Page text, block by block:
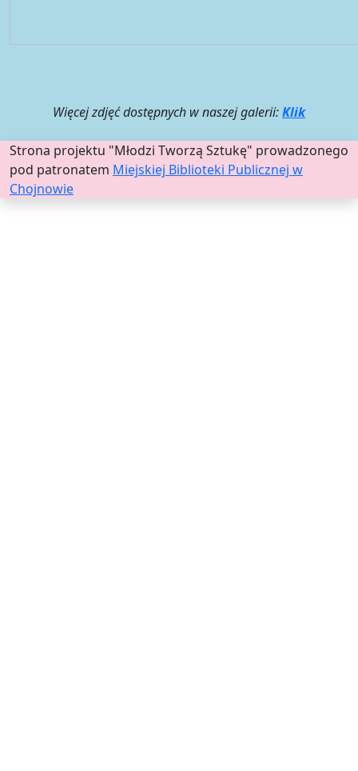
Więcej zdjęć dostępnych w naszej galerii:Klik
Strona projektu "Młodzi Tworzą Sztukę" prowadzonego
pod patronatem Miejskiej Biblioteki Publicznej w
Chojnowie